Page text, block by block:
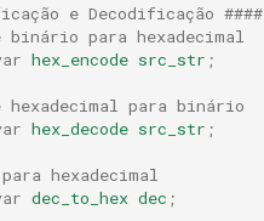
e Decodificação ####
binário para hexadecimal
hex_encode src_str ;
hexadecimal para binário
hex_decode src_str ;
hexadecimal
dec_to_hex dec ;